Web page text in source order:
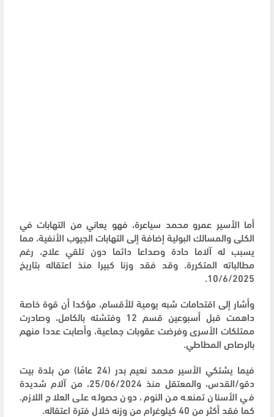
أما الأسير عمرو محمد سياعرة، فهو يعاني من التهابات في
الكلى والمسالك البولية إضافة إلى التهابات الجيوب الأنفية، مما
يسبب له آلاما حادة وصداعا دائما دون تلقي علاج، رغم
مطالباته المتكررة. وقد فقد وزنا كبيرا منذ اعتقاله بتاريخ
10/6/2025.
وأشار إلى اقتحامات شبه يومية للأقسام، مؤكدا أن قوة خاصة
داهمت قبل أسبوعين قسم 12 وفتشته بالكامل، وصادرت
ممتلكات الأسرى وفرضت عقوبات جماعية، وأصابت عددا منهم
بالرصاص المطاطي.
فيما يشتكي الأسير محمد نعيم بدر (24 عامًا) من بلدة بيت
دقو/القدس، والمعتقل منذ 25/06/2024، من آلام شديدة
في الأسنان تمنعه من النوم، دون حصوله على العلاج اللازم.
كما فقد أكثر من 40 كيلوغرام من وزنه خلال فترة اعتقاله.